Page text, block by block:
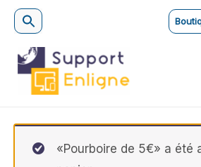
Aller
contenu
Validation de la
«Pourboire de 5€» a été